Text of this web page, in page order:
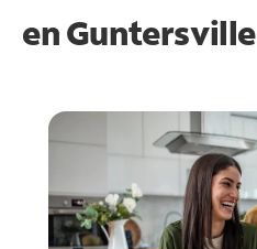
enGuntersville